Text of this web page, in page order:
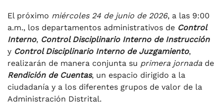
El próximo miércoles 24 de junio de 2026, a las 9:00
a.m., los departamentos administrativos de Control
Interno, Control Disciplinario Interno de Instrucción
y Control Disciplinario Interno de Juzgamiento,
realizarán de manera conjunta su primera jornada de
Rendición de Cuentas, un espacio dirigido a la
ciudadanía y a los diferentes grupos de valor de la
Administración Distrital.